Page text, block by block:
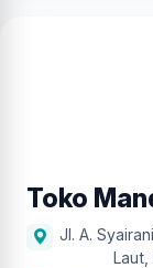
Toko
Jl. A.
Laut,